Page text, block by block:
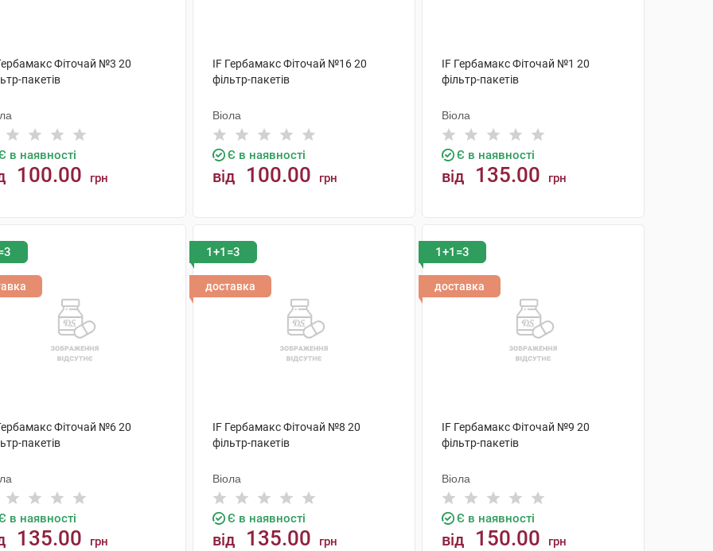
Фіточай №3 20
пакетів
в наявності
100.00 грн
IF Гербамакс Фіточай №16 20
фільтр-пакетів
Віола
Є в наявності
від 100.00 грн
IF Гербамакс Фіточай №1 20
фільтр-пакетів
Віола
Є в наявності
від 135.00 грн
Фіточай №6 20
пакетів
в наявності
135.00 грн
1+1=3
доставка
IF Гербамакс Фіточай №8 20
фільтр-пакетів
Віола
Є в наявності
від 135.00 грн
1+1=3
доставка
IF Гербамакс Фіточай №9 20
фільтр-пакетів
Віола
Є в наявності
від 150.00 грн